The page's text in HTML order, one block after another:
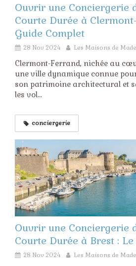
Ouvrir une Conciergerie
Courte Durée à
Guide Complet
28 Nov 2024 Les Maisons de
Clermont-Ferrand, nichée au
une ville dynamique connue
son patrimoine architectural et
les vol...
conciergerie
Ouvrir une Conciergerie
Courte Durée à Brest :
28 Nov 2024 Les Maisons de